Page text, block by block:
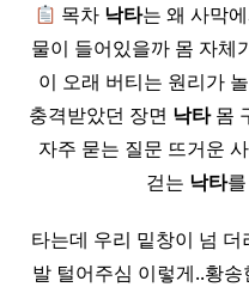
목차 낙타는 왜 사막
물이 들어있을까 몸 자체
이 오래 버티는 원리가
충격받았던 장면 낙타몸
자주 묻는 질문 뜨거운
걷는 낙타
타는데 우리 밑창이 넘
발 털어주심 이렇게..황